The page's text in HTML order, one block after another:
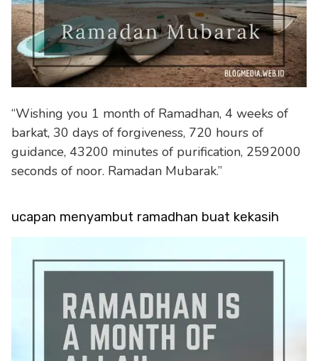
“Wishing you 1 month of Ramadhan, 4 weeks of
barkat, 30 days of forgiveness, 720 hours of
guidance, 43200 minutes of purification, 2592000
seconds of noor. Ramadan Mubarak.”
ucapan menyambut ramadhan buat kekasih